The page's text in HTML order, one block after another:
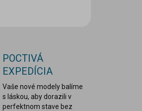
POCTIVÁ
EXPEDÍCIA
Vaše nové modely balíme
s láskou, aby dorazili v
perfektnom stave bez